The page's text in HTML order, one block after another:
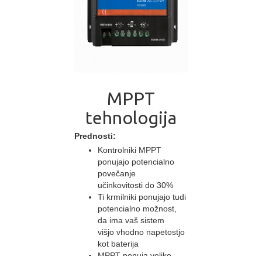
MPPT
tehnologija
Prednosti:
Kontrolniki MPPT
ponujajo potencialno
povečanje
učinkovitosti do 30%
Ti krmilniki ponujajo tudi
potencialno možnost,
da ima vaš sistem
višjo vhodno napetostjo
kot baterija